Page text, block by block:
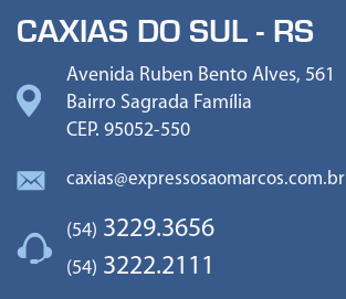
CAXIAS DO SUL - RS
Avenida Ruben Bento Alves, 561
Bairro Sagrada Família
CEP. 95052-550
caxias@expressosaomarcos.com.br
(54) 3229.3656
(54) 3222.2111